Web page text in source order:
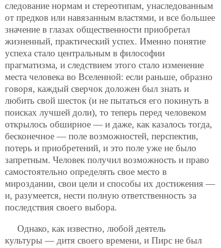
следование нормам и стереотипам, унаследованным
от предков или навязанным властями, и все большее
значение в глазах общественности приобретал
жизненный, практический успех. Именно понятие
успеха стало центральным в философии
прагматизма, и следствием этого стало изменение
места человека во Вселенной: если раньше, образно
говоря, каждый сверчок доложен был знать и
любить свой шесток (и не пытаться его покинуть в
поисках лучшей доли), то теперь перед человеком
открылось обширное — и даже, как казалось тогда,
бесконечное — поле возможностей, перспектив,
потерь и приобретений, и это поле уже не было
запретным. Человек получил возможность и право
самостоятельно определять свое место в
мироздании, свои цели и способы их достижения —
и, разумеется, нести полную ответственность за
последствия своего выбора.
Однако, как известно, любой деятель
культуры — дитя своего времени, и Пирс не был